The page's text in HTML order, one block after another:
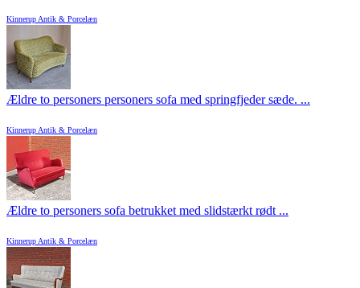
Kinnerup Antik & Porcelæn
Ældre to personers personers sofa med springfjeder sæde. ...
Kinnerup Antik & Porcelæn
Ældre to personers sofa betrukket med slidstærkt rødt ...
Kinnerup Antik & Porcelæn